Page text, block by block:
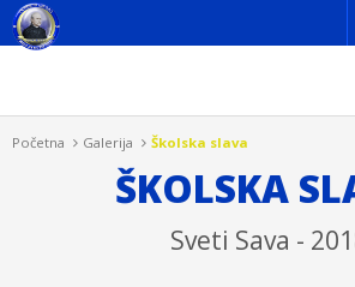
Početna Galerija Školska slava
ŠKOLSKA
Sveti Sava -